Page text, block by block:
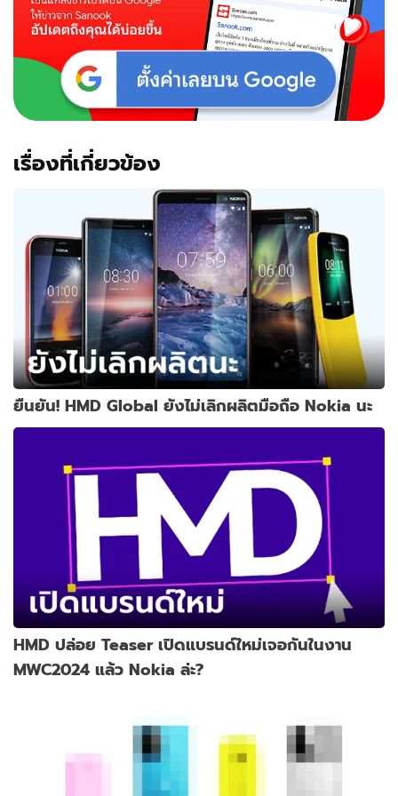
เม.ย.
นี้
เรื่องที่เกี่ยวข้อง
ยืนยัน! HMD Global ยังไม่เลิกผลิตมือถือ Nokia นะ
HMD ปล่อย Teaser เปิดแบรนด์ใหม่เจอกันในงาน
MWC2024 แล้ว Nokia ล่ะ?